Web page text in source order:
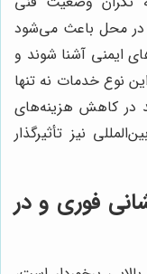
در محل باعث می‌شود
ایمنی آشنا شوند و
نوع خدمات نه تنها
در کاهش هزینه‌های
نیز تأثیرگذار
فوری و در